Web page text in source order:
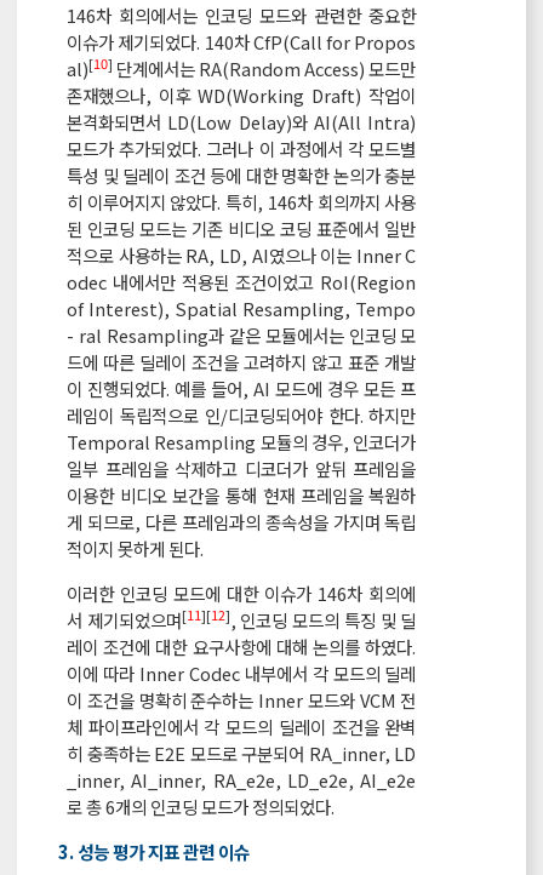
146차 회의에서는 인코딩 모드와 관련한 중요한
이슈가 제기되었다. 140차 CfP(Call for Propos
al)[10] 단계에서는 RA(Random Access) 모드만
존재했으나, 이후 WD(Working Draft) 작업이
본격화되면서 LD(Low Delay)와 AI(All Intra)
모드가 추가되었다. 그러나 이 과정에서 각 모드별
특성 및 딜레이 조건 등에 대한 명확한 논의가 충분
히 이루어지지 않았다. 특히, 146차 회의까지 사용
된 인코딩 모드는 기존 비디오 코딩 표준에서 일반
적으로 사용하는 RA, LD, AI였으나 이는 Inner C
odec 내에서만 적용된 조건이었고 RoI(Region
of Interest), Spatial Resampling, Tempo
- ral Resampling과 같은 모듈에서는 인코딩 모
드에 따른 딜레이 조건을 고려하지 않고 표준 개발
이 진행되었다. 예를 들어, AI 모드에 경우 모든 프
레임이 독립적으로 인/디코딩되어야 한다. 하지만
Temporal Resampling 모듈의 경우, 인코더가
일부 프레임을 삭제하고 디코더가 앞뒤 프레임을
이용한 비디오 보간을 통해 현재 프레임을 복원하
게 되므로, 다른 프레임과의 종속성을 가지며 독립
적이지 못하게 된다.
이러한 인코딩 모드에 대한 이슈가 146차 회의에
서 제기되었으며[11][12], 인코딩 모드의 특징 및 딜
레이 조건에 대한 요구사항에 대해 논의를 하였다.
이에 따라 Inner Codec 내부에서 각 모드의 딜레
이 조건을 명확히 준수하는 Inner 모드와 VCM 전
체 파이프라인에서 각 모드의 딜레이 조건을 완벽
히 충족하는 E2E 모드로 구분되어 RA_inner, LD
_inner, AI_inner, RA_e2e, LD_e2e, AI_e2e
로 총 6개의 인코딩 모드가 정의되었다.
3. 성능 평가 지표 관련 이슈